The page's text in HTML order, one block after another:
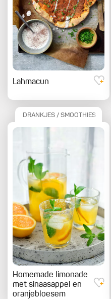
Lahmacun
DRANKJES / SMOOTHIES
Homemade limonade
met sinaasappel en
oranjebloesem